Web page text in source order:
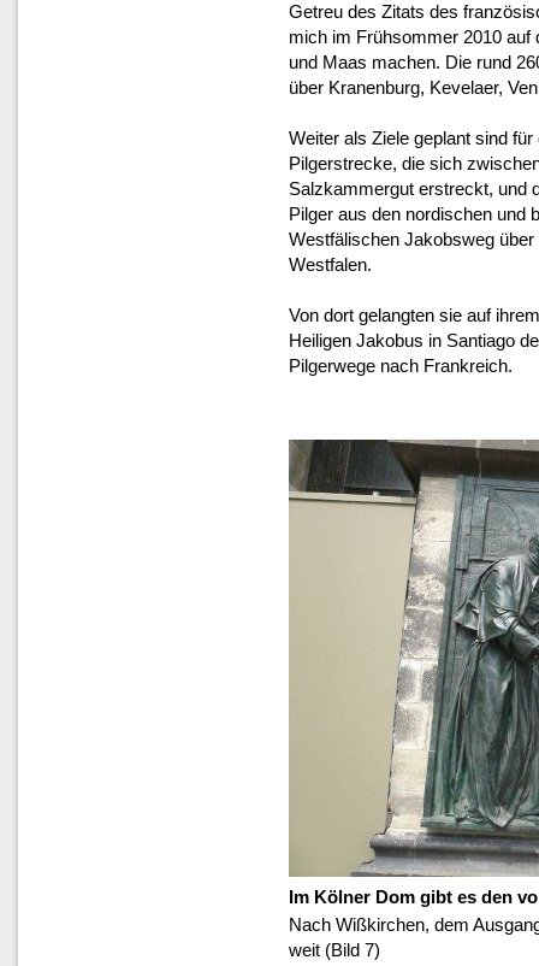
Getreu des Zitats des
mich im Frühsommer 2010 auf
und Maas machen. Die rund
über Kranenburg, Kevelaer,
Weiter als Ziele geplant sind
Pilgerstrecke, die sich
Salzkammergut erstreckt, und
Pilger aus den nordischen und
Westfälischen Jakobsweg
Westfalen.
Von dort gelangten sie auf
Heiligen Jakobus in Santiago
Pilgerwege nach Frankreich.
Im Kölner Dom gibt es den
Nach Wißkirchen, dem
weit (Bild 7)